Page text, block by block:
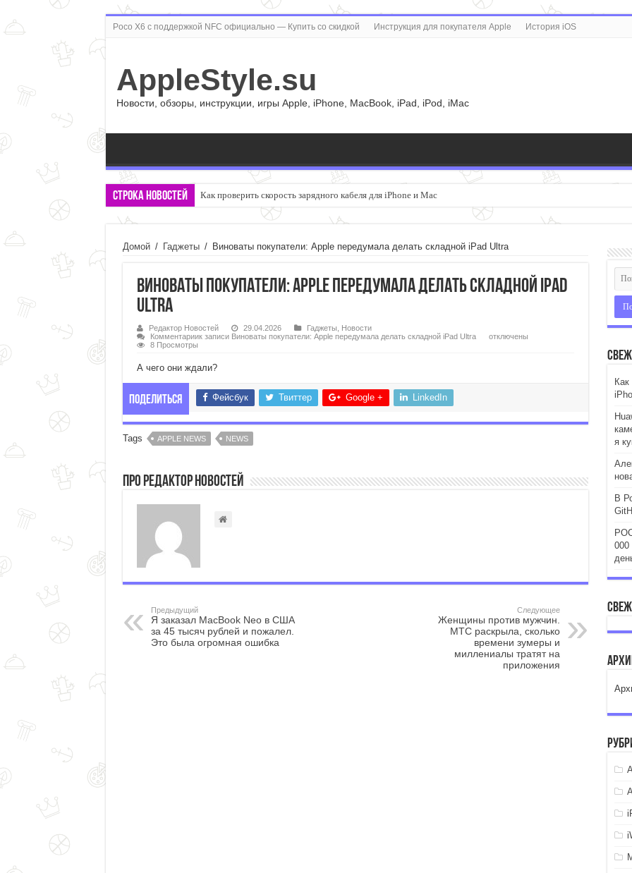
Poco X6 с поддержкой NFC официально — Купить со скидкой Инструкция для покупателя Apple История iOS
AppleStyle.su
Новости, обзоры, инструкции, игры Apple, iPhone, MacBook, iPad, iPod, iMac
Строка новостей Как проверить скорость зарядного кабеля для iPhone и Mac
Домой / Гаджеты / Виноваты покупатели: Apple передумала делать складной iPad Ultra
Виноваты покупатели: Apple передумала делать складной iPad
Ultra
Редактор Новостей 29.04.2026 Гаджеты
Новости
Комментариик записи Виноваты покупатели: Apple передумала делать складной iPad Ultra
отключены
8 Просмотры
А чего они ждали?
Поделиться Фейсбук Твиттер Google + LinkedIn
Tags APPLE NEWS NEWS
Про Редактор Новостей
Предыдущий
Я заказал MacBook Neo в США
за 45 тысяч рублей и пожалел.
Это была огромная ошибка
Следующее
Женщины против мужчин.
МТС раскрыла, сколько
времени зумеры и
миллениалы тратят на
приложения
я
В
000